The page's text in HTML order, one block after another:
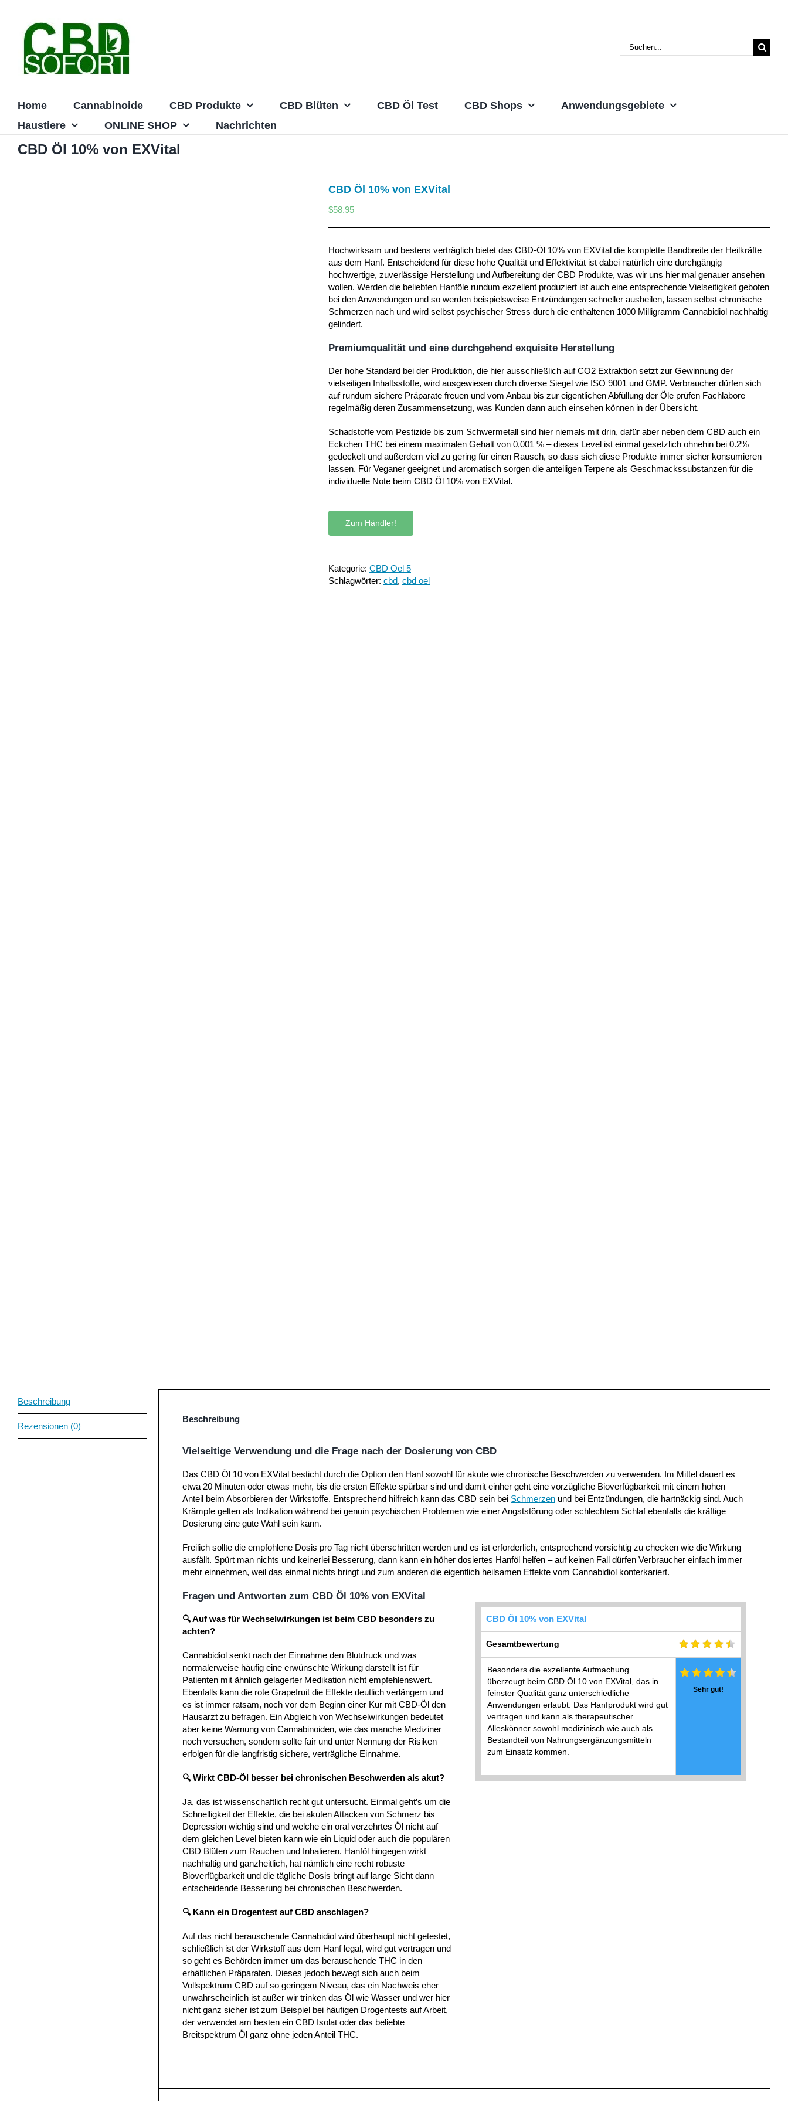
springen
Suche
nach:
Home Cannabinoide CBD Produkte CBD Blüten CBD Öl Test CBD Shops
Anwendungsgebiete
Haustiere
ONLINE SHOP Nachrichten
CBD Öl 10% von EXVital
CBD Öl 10% von EXVital
$58.95
Hochwirksam und bestens verträglich bietet das CBD-Öl 10% von EXVital die komplette Bandbreite der Heilkräfte
aus dem Hanf. Entscheidend für diese hohe Qualität und Effektivität ist dabei natürlich eine durchgängig
hochwertige, zuverlässige Herstellung und Aufbereitung der CBD Produkte, was wir uns hier mal genauer ansehen
wollen. Werden die beliebten Hanföle rundum exzellent produziert ist auch eine entsprechende Vielseitigkeit geboten
bei den Anwendungen und so werden beispielsweise Entzündungen schneller ausheilen, lassen selbst chronische
Schmerzen nach und wird selbst psychischer Stress durch die enthaltenen 1000 Milligramm Cannabidiol nachhaltig
gelindert.
Premiumqualität und eine durchgehend exquisite Herstellung
Der hohe Standard bei der Produktion, die hier ausschließlich auf CO2 Extraktion setzt zur Gewinnung der
vielseitigen Inhaltsstoffe, wird ausgewiesen durch diverse Siegel wie ISO 9001 und GMP. Verbraucher dürfen sich
auf rundum sichere Präparate freuen und vom Anbau bis zur eigentlichen Abfüllung der Öle prüfen Fachlabore
regelmäßig deren Zusammensetzung, was Kunden dann auch einsehen können in der Übersicht.
Schadstoffe vom Pestizide bis zum Schwermetall sind hier niemals mit drin, dafür aber neben dem CBD auch ein
Eckchen THC bei einem maximalen Gehalt von 0,001 % – dieses Level ist einmal gesetzlich ohnehin bei 0.2%
gedeckelt und außerdem viel zu gering für einen Rausch, so dass sich diese Produkte immer sicher konsumieren
lassen. Für Veganer geeignet und aromatisch sorgen die anteiligen Terpene als Geschmackssubstanzen für die
individuelle Note beim CBD Öl 10% von EXVital.
Zum Händler!
Kategorie: CBD Oel 5
Schlagwörter: cbd, cbd oel
Beschreibung
Rezensionen (0)
Beschreibung
Vielseitige Verwendung und die Frage nach der Dosierung von CBD
Das CBD Öl 10 von EXVital besticht durch die Option den Hanf sowohl für akute wie chronische Beschwerden zu verwenden. Im Mittel dauert es
etwa 20 Minuten oder etwas mehr, bis die ersten Effekte spürbar sind und damit einher geht eine vorzügliche Bioverfügbarkeit mit einem hohen
Anteil beim Absorbieren der Wirkstoffe. Entsprechend hilfreich kann das CBD sein bei Schmerzen und bei Entzündungen, die hartnäckig sind. Auch
Krämpfe gelten als Indikation während bei genuin psychischen Problemen wie einer Angststörung oder schlechtem Schlaf ebenfalls die kräftige
Dosierung eine gute Wahl sein kann.
Freilich sollte die empfohlene Dosis pro Tag nicht überschritten werden und es ist erforderlich, entsprechend vorsichtig zu checken wie die Wirkung
ausfällt. Spürt man nichts und keinerlei Besserung, dann kann ein höher dosiertes Hanföl helfen – auf keinen Fall dürfen Verbraucher einfach immer
mehr einnehmen, weil das einmal nichts bringt und zum anderen die eigentlich heilsamen Effekte vom Cannabidiol konterkariert.
Fragen und Antworten zum CBD Öl 10% von EXVital
🔍 Auf was für Wechselwirkungen ist beim CBD besonders zu
achten?
Cannabidiol senkt nach der Einnahme den Blutdruck und was
normalerweise häufig eine erwünschte Wirkung darstellt ist für
Patienten mit ähnlich gelagerter Medikation nicht empfehlenswert.
Ebenfalls kann die rote Grapefruit die Effekte deutlich verlängern und
es ist immer ratsam, noch vor dem Beginn einer Kur mit CBD-Öl den
Hausarzt zu befragen. Ein Abgleich von Wechselwirkungen bedeutet
aber keine Warnung von Cannabinoiden, wie das manche Mediziner
noch versuchen, sondern sollte fair und unter Nennung der Risiken
erfolgen für die langfristig sichere, verträgliche Einnahme.
🔍 Wirkt CBD-Öl besser bei chronischen Beschwerden als akut?
Ja, das ist wissenschaftlich recht gut untersucht. Einmal geht’s um die
Schnelligkeit der Effekte, die bei akuten Attacken von Schmerz bis
Depression wichtig sind und welche ein oral verzehrtes Öl nicht auf
dem gleichen Level bieten kann wie ein Liquid oder auch die populären
CBD Blüten zum Rauchen und Inhalieren. Hanföl hingegen wirkt
nachhaltig und ganzheitlich, hat nämlich eine recht robuste
Bioverfügbarkeit und die tägliche Dosis bringt auf lange Sicht dann
entscheidende Besserung bei chronischen Beschwerden.
🔍 Kann ein Drogentest auf CBD anschlagen?
Auf das nicht berauschende Cannabidiol wird überhaupt nicht getestet,
schließlich ist der Wirkstoff aus dem Hanf legal, wird gut vertragen und
so geht es Behörden immer um das berauschende THC in den
erhältlichen Präparaten. Dieses jedoch bewegt sich auch beim
Vollspektrum CBD auf so geringem Niveau, das ein Nachweis eher
unwahrscheinlich ist außer wir trinken das Öl wie Wasser und wer hier
nicht ganz sicher ist zum Beispiel bei häufigen Drogentests auf Arbeit,
der verwendet am besten ein CBD Isolat oder das beliebte
Breitspektrum Öl ganz ohne jeden Anteil THC.
CBD Öl 10% von EXVital
Gesamtbewertung
Sehr gut!
Besonders die exzellente Aufmachung
überzeugt beim CBD Öl 10 von EXVital, das in
feinster Qualität ganz unterschiedliche
Anwendungen erlaubt. Das Hanfprodukt wird gut
vertragen und kann als therapeutischer
Alleskönner sowohl medizinisch wie auch als
Bestandteil von Nahrungsergänzungsmitteln
zum Einsatz kommen.